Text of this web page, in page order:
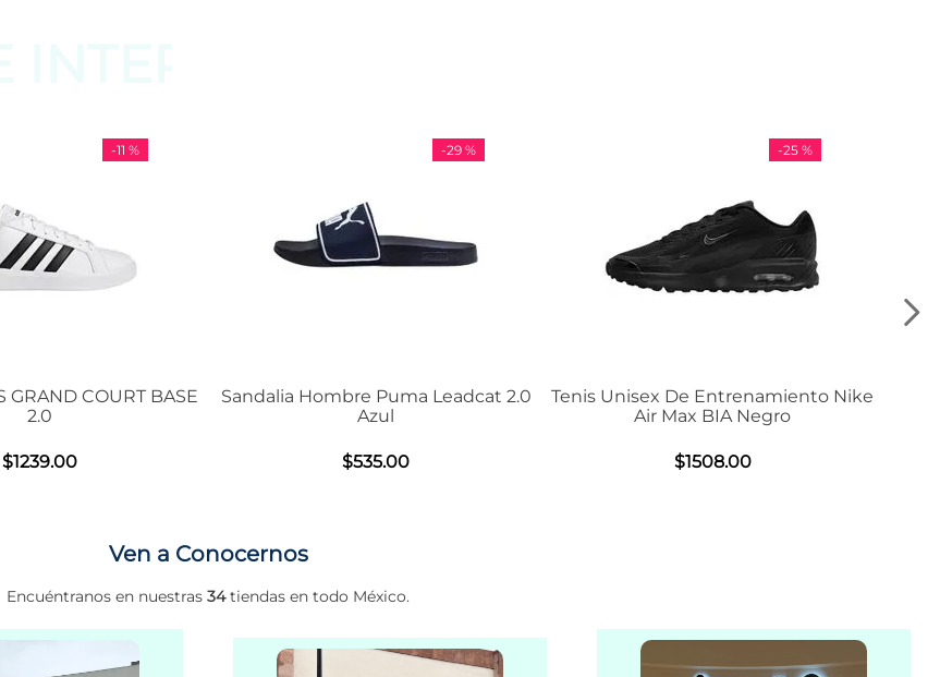
Hombre Puma Leadcat 2.0
Tenis Unisex De Entrenamiento Nike
Air Max BIA Negro
36 %
Tenis Adidas VL Court 3.0
Ven a Conocernos
Encuéntranos en nuestras 34tiendas en todo México.